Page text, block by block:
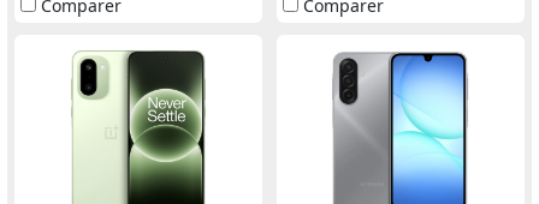
Comparer
Comparer